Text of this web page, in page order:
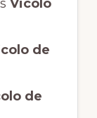
Vicolo
de
de